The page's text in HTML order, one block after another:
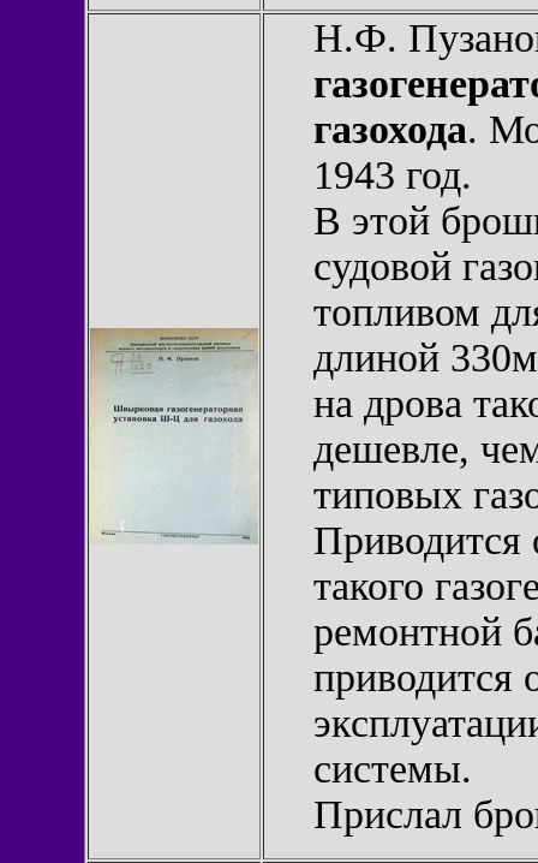
Н.Ф.
газохода.
1943 год.
В этой
судовой
топливом
длиной
на дрова
дешевле,
типовых
Приводится
такого
ремонтной
приводится
системы.
Прислал